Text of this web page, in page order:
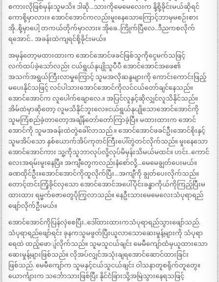
စကားလိုဖြစ်မှန်းသူမသိ။ ဒါဆို…သားကိုမေမေလေးက နို့စို့ခိုင်းမယ်ဆိုရင်
ကောစို့မှာလား။ အောင်အောင်ကလည်းမူးနေသောကြောင့်ဘာမှမစဉ်းစား
အို..စို့မှာပေါ့ တကယ်တိုက်မှာလား။ အိုခေ..ကြိုက်ပြီလေ..ဒီညကစလိုက်
ရအောင်.. အခန်းထဲကျရင်စို့ခိုင်းမယ်။
အမှန်တော့မထားထားက အောင်အောင်ဖခင်ဖြစ်သူကိုငွေမက်သဖြင့်
လက်ထပ်ခဲ့သော်လည်း ငယ်ရွယ်နုပျိုသူပီပီ အောင်အောင်အဖေ၏
အသက်အရွယ်ကြီးလာမှုကြောင့် သူမအလိုဆန္ဒများကို ကောင်းကောင်းဖြည့်
မပေးနိုင်သဖြင့် လင်ပါသားအောင်အောင်ကိုလင်ငယ်တော်ချင်နေသည်။
အောင်အောင်က လူပေါက်ချောလေ.။ အပြင်လူနှင့်ဆိုလျှင်လူသိနိုင်သည်။
အိမ်ထဲမှာဆိုတော့ လူမသိနိုင်ဘူးလေ။ငယ်ရွယ်နုပျိုသောအောင်အောင်ကို
သူမကြံစည်ခဲ့တာတော့အချိန်တော်တော်ကြာခဲ့ပြီ။ မထားထားက အောင်
အောင်ကို သူမအခန်းထဲတွဲခေါ်လာသည်.။ အောင်အောင်ဖခင်ဦးအောင်စိုးနှင့်
သူမအိပ်သော နှစ်ယောက်အိပ်ကုတင်ကြီးပေါ်တွဲတင်လိုက်သည်။ မူးနေသော
အောင်အောင်ကား သူ့ကိုသူဘာလုပ်လို့လုပ်မိမှန်းသိမယ်မထင်။ ဟင်း..ကောင်
လေးအရမ်းမူးနေပြီ။ အကျီတွေကလည်းနံစော်လို့…မေမေချွတ်ပေးမယ်။
ခဏထိုင်ဦး။အောင်အောင်ကိုထူလိုက်ပြီး…အကျီကို ချွတ်ပေးလိုက်သည်။
တောင့်တင်းကြံ့ခိုင်လှသော အောင်အောင်အပေါ်ပိုင်းခန္ဓာကိုယ်ကိုကြည့်ပြီးမ
ထားထား ရမ္မက်ဇောတွေပိုကြွလာသည်။ နေဦးသားမေမေလေးသံပုရာရည်
ဖျော်လိုက်ဦးမယ်။
အောင်အောင်ကိုပြန်လှဲစေပြီး..ဒေါ်ထားထားကသံပုရာရည်သွားဖျော်သည်.
သံပုရာရည်ဖျော်ရင်း ခုနကသူမဖွတ်ပြီးယူလာသောဆေးမှုန့်များကို သံပုရာ
ရေထဲ ထည့်ဖောျ်လိုက်သည်။ သူမသူငယ်ချင်း မေမီကျော်ထံမှယူထားသော
ဆေးမှုန့်များဖြစ်သည်။ လိုအပ်လျှင်အသုံးချရအောင်ဆောင်ထားခြင်း
ဖြစ်သည်. မေမီကျော်က သူမနှင့်ငယ်သူငယ်ချင်း ဝါသနာတူစရိုက်တူတွေ။
ယောင်္ကျားက သင်္ဘောသားဖြစ်ပြီး နိုင်ငံခြားသို့အမြဲသွားနေရသဖြင့်